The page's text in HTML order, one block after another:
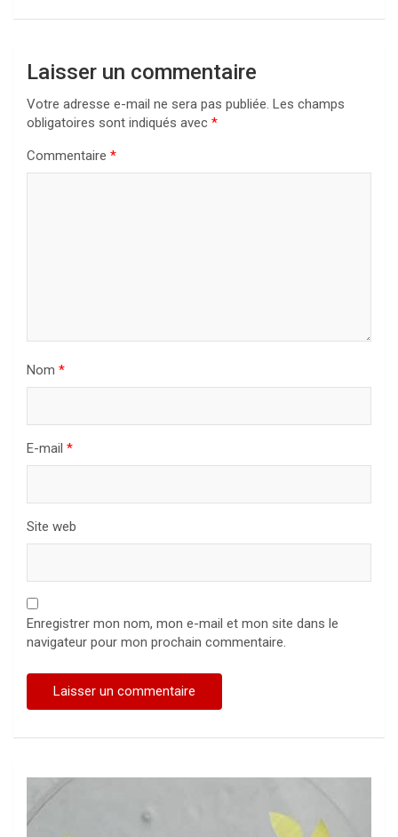
Laisser un commentaire
Votre adresse e-mail ne sera pas publiée. Les champs
obligatoires sont indiqués avec *
Commentaire *
Nom *
E-mail *
Site web
Enregistrer mon nom, mon e-mail et mon site dans le
navigateur pour mon prochain commentaire.